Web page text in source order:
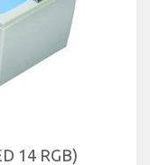
14 RGB)